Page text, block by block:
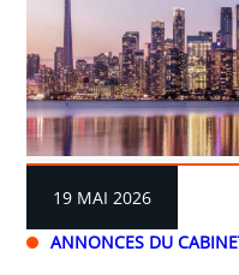
ANNONCES DU
19 MAI 2026